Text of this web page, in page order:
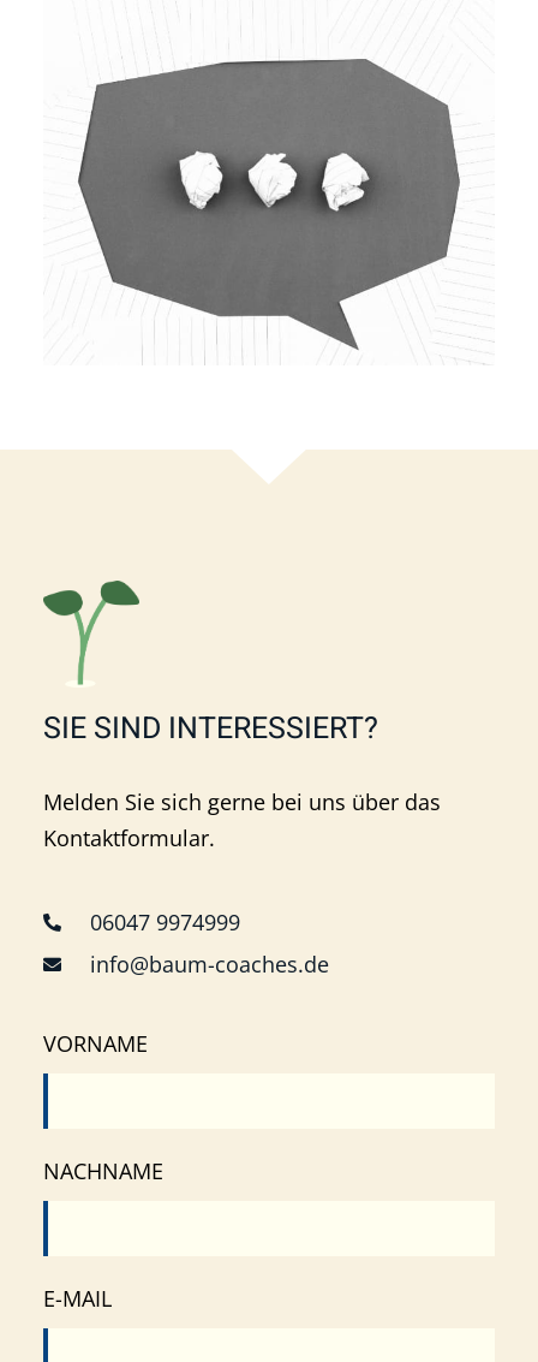
SIE SIND INTERESSIERT?
Melden Sie sich gerne bei uns über das
Kontaktformular.
06047 9974999
info@baum-coaches.de
VORNAME
NACHNAME
E-MAIL